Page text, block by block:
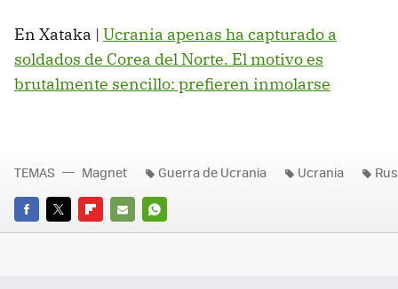
En Xataka | Ucrania apenas ha capturado a
soldados de Corea del Norte. El motivo es
brutalmente sencillo: prefieren inmolarse
FACEBOOK
TWITTERFLIPBOARD
E-
WHATSAPP
TEMAS Magnet Guerra de Ucrania Ucrania